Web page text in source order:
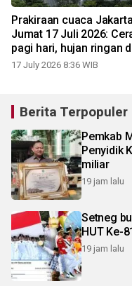
Prakiraan cuaca
Jumat 17 Juli 2026:
pagi hari, hujan ringan
Jaksel dan Jaktim
17 July 2026 8:36 WIB
Berita Terpopuler
Pemkab
Penyidik
miliar
19 jam lalu
Setneg
HUT Ke-
19 jam lalu